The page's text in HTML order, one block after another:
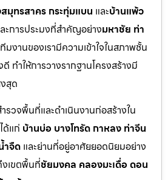
มุทรสาคร กระทุ่มแบน และบ้านแพ้ว
ะการประมงที่สำคัญอย่างมหาชัย ท่า
ทีมงานของเรามีความเข้าใจในสภาพชั้น
ทำให้การวางรากฐานโครงสร้างมี
สุด
ำรวจพื้นที่และดำเนินงานก่อสร้างใน
ด้แก่ บ้านบ่อ บางโทรัด กาหลง ท่าจีน
ำจืดและย่านที่อยู่อาศัยยอดนิยมอย่าง
เขตพื้นที่ชัยมงคล คลองมะเดื่อ ดอน